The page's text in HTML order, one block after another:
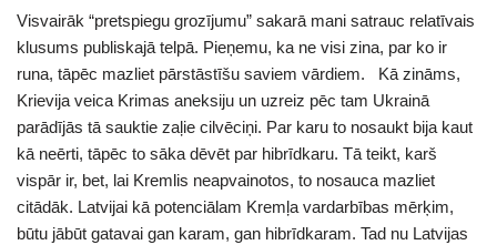
Visvairāk “pretspiegu grozījumu” sakarā mani satrauc relatīvais
klusums publiskajā telpā. Pieņemu, ka ne visi zina, par ko ir
runa, tāpēc mazliet pārstāstīšu saviem vārdiem. Kā zināms,
Krievija veica Krimas aneksiju un uzreiz pēc tam Ukrainā
parādījās tā sauktie zaļie cilvēciņi. Par karu to nosaukt bija kaut
kā neērti, tāpēc to sāka dēvēt par hibrīdkaru. Tā teikt, karš
vispār ir, bet, lai Kremlis neapvainotos, to nosauca mazliet
citādāk. Latvijai kā potenciālam Kremļa vardarbības mērķim,
būtu jābūt gatavai gan karam, gan hibrīdkaram. Tad nu Latvijas